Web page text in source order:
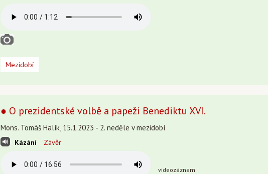
Mezidobí
● O prezidentské volbě a papeži Benediktu XVI.
Mons. Tomáš Halík, 15.1.2023 - 2. neděle v mezidobí
Kázání Závěr
videozáznam